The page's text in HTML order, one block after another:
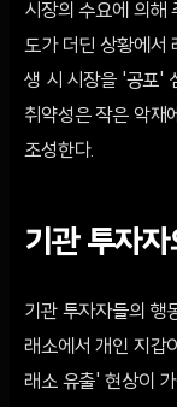
시장의 수요에 의해
도가 더딘 상황에서
생 시 시장을 '공포'
취약성은 작은 악재
조성한다.
기관 투자
기관 투자자들의 행
래소에서 개인 지갑
래소 유출' 현상이